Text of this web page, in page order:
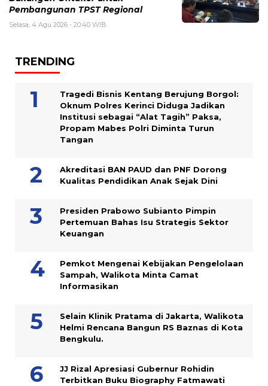
Pembangunan TPST Regional
Selasa, 4 Agu 2026 - 20:40 WIB
TRENDING
Tragedi Bisnis Kentang Berujung Borgol:
Oknum Polres Kerinci Diduga Jadikan
Institusi sebagai “Alat Tagih” Paksa,
Propam Mabes Polri Diminta Turun
Tangan
Akreditasi BAN PAUD dan PNF Dorong
Kualitas Pendidikan Anak Sejak Dini
Presiden Prabowo Subianto Pimpin
Pertemuan Bahas Isu Strategis Sektor
Keuangan
Pemkot Mengenai Kebijakan Pengelolaan
Sampah, Walikota Minta Camat
Informasikan
Selain Klinik Pratama di Jakarta, Walikota
Helmi Rencana Bangun RS Baznas di Kota
Bengkulu.
JJ Rizal Apresiasi Gubernur Rohidin
Terbitkan Buku Biography Fatmawati